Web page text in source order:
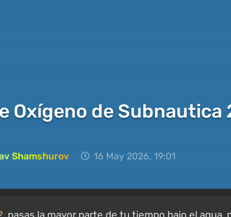
Oxígeno de
Shamshurov 16 May 2026, 19:01
, pasas la mayor parte de tu tiempo bajo el